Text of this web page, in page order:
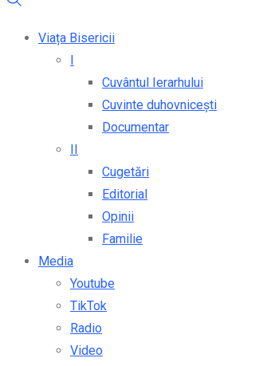
Viața Bisericii
Cuvântul Ierarhului
Cuvinte duhovnicești
Documentar
Cugetări
Editorial
Opinii
Familie
Media
Youtube
TikTok
Radio
Video